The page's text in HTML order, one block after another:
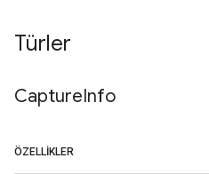
Türler
CaptureInfo
ÖZELLIKLER